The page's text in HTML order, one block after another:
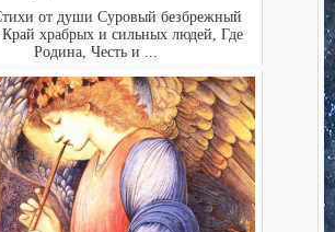
от души Суровый безбрежный
храбрых и сильных людей, Где
Родина, Честь и ...